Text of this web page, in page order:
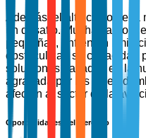
Además, el alto costo de la
un desafío. Muchas
pequeñas, enfrentan
obstaculizan su capacidad
soluciones basadas en la
agravada por las
afectan al sector de la
Oportunidades del Mercado